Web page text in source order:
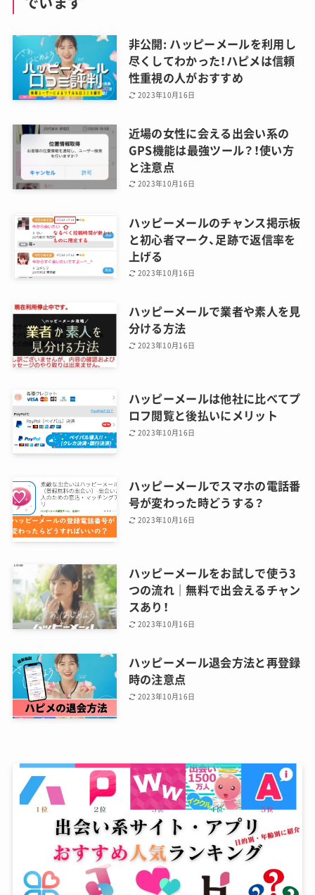
非公開: ハッピーメールを利用し
尽くしてわかった！ハピメは信頼
性重視の人がおすすめ
2023年10月16日
近場の女性に会える出会い系の
GPS機能は最強ツール？！使い方
と注意点
2023年10月16日
ハッピーメールのチャンス掲示板
と初心者マーク、足跡で返信率を
上げる
2023年10月16日
ハッピーメールで業者や素人を見
分ける方法
2023年10月16日
ハッピーメールは他社に比べてプ
ロフ閲覧と後払いにメリット
2023年10月16日
ハッピーメールでスマホの電話番
号が変わった時どうする？
2023年10月16日
ハッピーメールをお試しで使う3
つの流れ｜無料で出会えるチャン
スあり！
2023年10月16日
ハッピーメール退会方法と再登録
時の注意点
2023年10月16日